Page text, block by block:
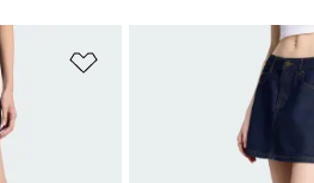
ほしいものリストに追加